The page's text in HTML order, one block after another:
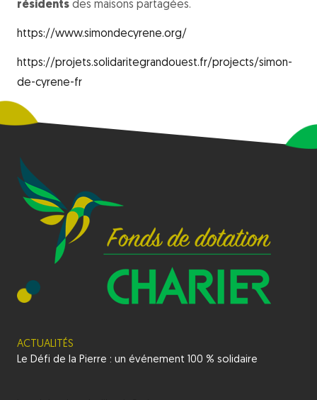
résidents des maisons partagées.
https://www.simondecyrene.org/
https://projets.solidaritegrandouest.fr/projects/simon-
de-cyrene-fr
ACTUALITÉS
Le Défi de la Pierre : un événement 100 % solidaire